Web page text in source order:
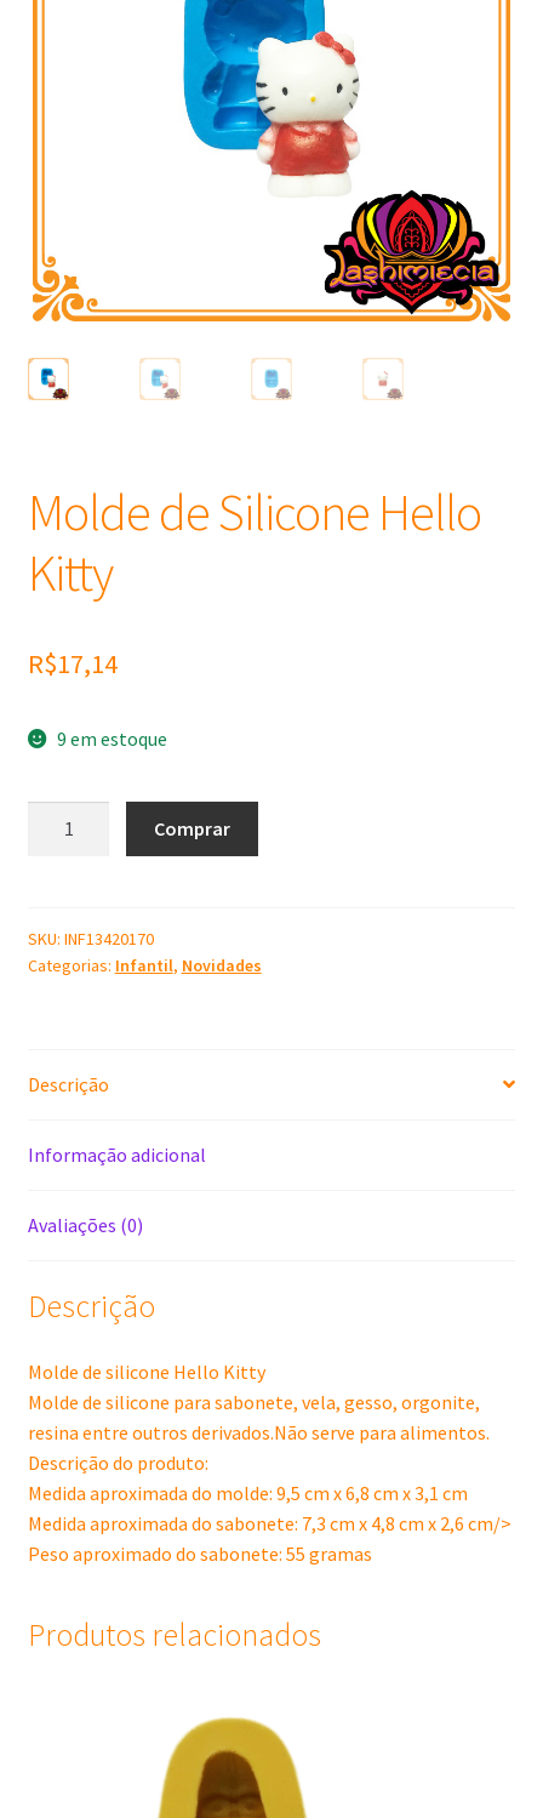
Corante, Pigmento e Óxido
Manteiga
Óleos
Molde de Silicone Hello
Kitty
R$17,14
9 em estoque
Kitty
quantidade
Comprar
SKU: INF13420170
Categorias: Infantil, Novidades
Descrição
Informação adicional
Avaliações (0)
Descrição
Molde de silicone Hello Kitty
Molde de silicone para sabonete, vela, gesso, orgonite,
resina entre outros derivados.Não serve para alimentos.
Descrição do produto:
Medida aproximada do molde: 9,5 cm x 6,8 cm x 3,1 cm
Medida aproximada do sabonete: 7,3 cm x 4,8 cm x 2,6 cm/>
Peso aproximado do sabonete: 55 gramas
Produtos relacionados